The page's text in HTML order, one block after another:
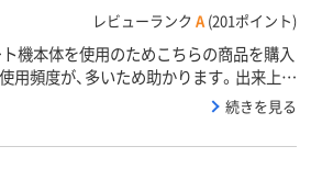
レビューランク A (201ポイント)
機本体を使用のためこちらの商品を購入
用頻度が、多いため助かります。出来上が
続きを見る